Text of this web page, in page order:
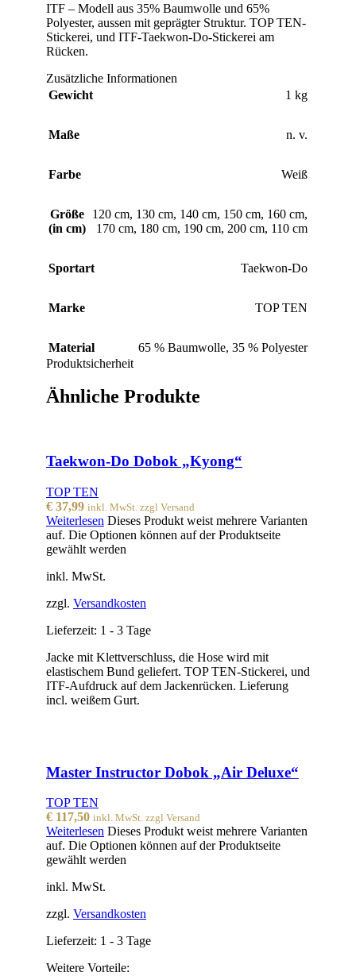
ITF – Modell aus 35% Baumwolle und 65%
Polyester, aussen mit geprägter Struktur. TOP TEN-
Stickerei, und ITF-Taekwon-Do-Stickerei am
Rücken.
Zusätzliche Informationen
Gewicht
1 kg
Maße n. v.
Farbe Weiß
Größe
(in cm)
120 cm, 130 cm, 140 cm, 150 cm, 160 cm,
170 cm, 180 cm, 190 cm, 200 cm, 110 cm
Sportart Taekwon-Do
Marke TOP TEN
Material 65 % Baumwolle, 35 % Polyester
Produktsicherheit
Ähnliche Produkte
Taekwon-Do Dobok „Kyong“
TOP TEN
€ 37,99 inkl. MwSt. zzgl Versand
Weiterlesen Dieses Produkt weist mehrere Varianten
auf. Die Optionen können auf der Produktseite
gewählt werden
inkl. MwSt.
zzgl. Versandkosten
Lieferzeit: 1 - 3 Tage
Jacke mit Klettverschluss, die Hose wird mit
elastischem Bund geliefert. TOP TEN-Stickerei, und
ITF-Aufdruck auf dem Jackenrücken. Lieferung
incl. weißem Gurt.
Master Instructor Dobok „Air Deluxe“
TOP TEN
€ 117,50 inkl. MwSt. zzgl Versand
Weiterlesen Dieses Produkt weist mehrere Varianten
auf. Die Optionen können auf der Produktseite
gewählt werden
inkl. MwSt.
zzgl. Versandkosten
Lieferzeit: 1 - 3 Tage
Weitere Vorteile: